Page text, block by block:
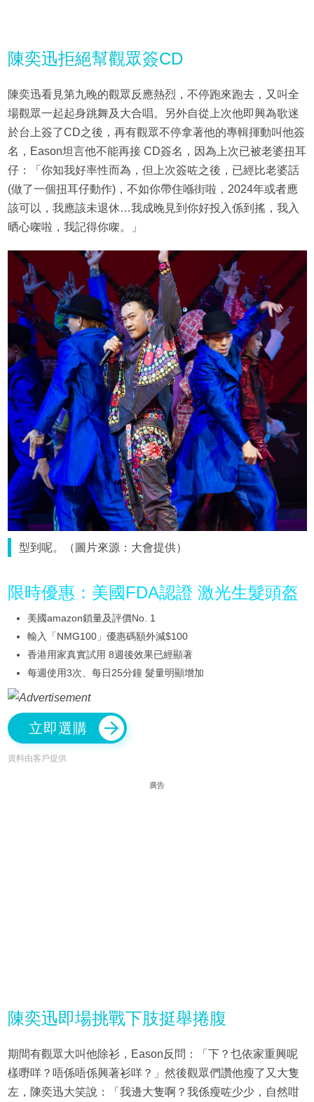
陳奕迅拒絕幫觀眾簽CD
陳奕迅看見第九晚的觀眾反應熱烈，不停跑來跑去，又叫全
場觀眾一起起身跳舞及大合唱。另外自從上次他即興為歌迷
於台上簽了CD之後，再有觀眾不停拿著他的專輯揮動叫他簽
名，Eason坦言他不能再接 CD簽名，因為上次已被老婆扭耳
仔：「你知我好率性而為，但上次簽咗之後，已經比老婆話
(做了一個扭耳仔動作)，不如你帶住喺街啦，2024年或者應
該可以，我應該未退休…我成晚見到你好投入係到搖，我入
晒心㗎啦，我記得你㗎。」
型到呢。（圖片來源：大會提供）
限時優惠：美國FDA認證 激光生髮頭盔
美國amazon鎖量及評價No. 1
輸入「NMG100」優惠碼額外減$100
香港用家真實試用 8週後效果已經顯著
每週使用3次、每日25分鐘 髮量明顯增加
立即選購
資料由客戶提供
廣告
陳奕迅即場挑戰下肢挺舉捲腹
期間有觀眾大叫他除衫，Eason反問：「下？乜依家重興呢
樣嘢咩？唔係唔係興著衫咩？」然後觀眾們讚他瘦了又大隻
左，陳奕迅大笑說：「我邊大隻啊？我係瘦咗少少，自然咁